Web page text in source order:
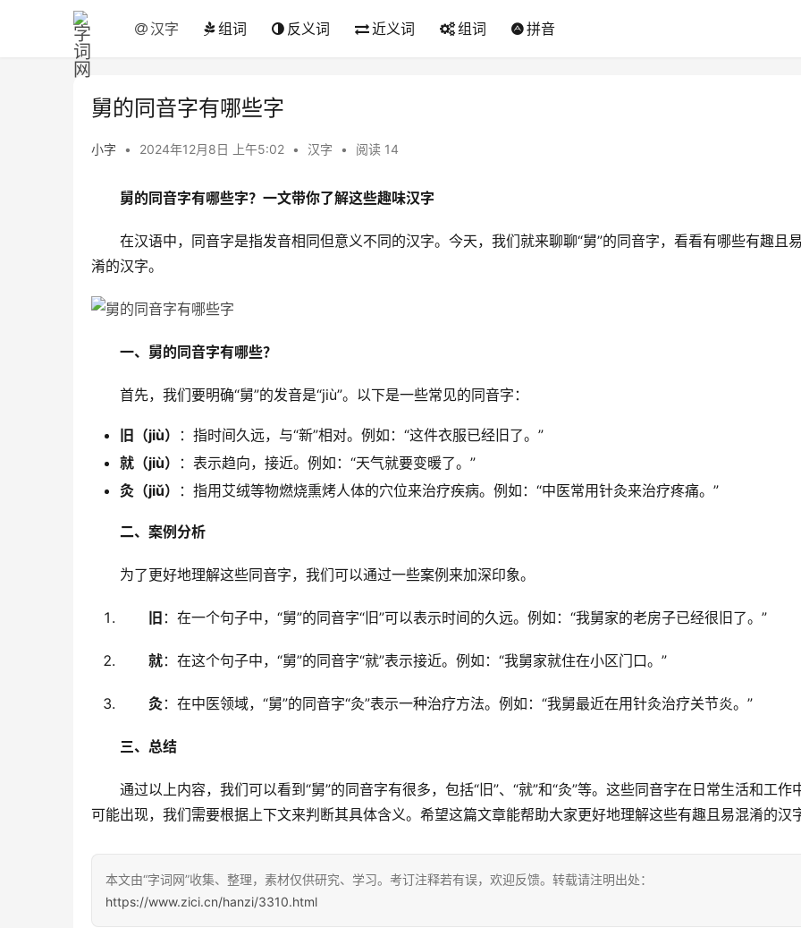
汉字 组词 反义词 近义词 组词 拼音
舅的同音字有哪些字
小字 • 2024年12月8日 上午5:02 • 汉字 • 阅读 14
舅的同音字有哪些字？一文带你了解这些趣味汉字
在汉语中，同音字是指发音相同但意义不同的汉字。今天，我们就来聊聊“舅”的同音字，看看有哪些有趣且
淆的汉字。
一、舅的同音字有哪些？
首先，我们要明确“舅”的发音是“jiù”。以下是一些常见的同音字：
旧（jiù）
：指时间久远，与“新”相对。例如：“这件衣服已经旧了。”
就（jiù）
：表示趋向，接近。例如：“天气就要变暖了。”
灸（jiǔ）
：指用艾绒等物燃烧熏烤人体的穴位来治疗疾病。例如：“中医常用针灸来治疗疼痛。”
二、案例分析
为了更好地理解这些同音字，我们可以通过一些案例来加深印象。
旧 ：在一个句子中，“舅”的同音字“旧”可以表示时间的久远。例如：“我舅家的老房子已经很旧了。”
就：在这个句子中，“舅”的同音字“就”表示接近。例如：“我舅家就住在小区门口。”
灸：在中医领域，“舅”的同音字“灸”表示一种治疗方法。例如：“我舅最近在用针灸治疗关节炎。”
三、总结
通过以上内容，我们可以看到“舅”的同音字有很多，包括“旧”、“就”和“灸”等。这些同音字在日常生活和工作
可能出现，我们需要根据上下文来判断其具体含义。希望这篇文章能帮助大家更好地理解这些有趣且易混淆的汉
本文由“字词网”收集、整理，素材仅供研究、学习。考订注释若有误，欢迎反馈。转载请注明出处：
https://www.zici.cn/hanzi/3310.html